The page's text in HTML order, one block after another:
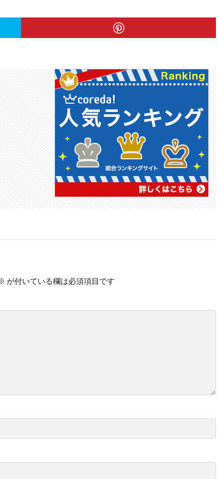
が付いている欄は必須項目です